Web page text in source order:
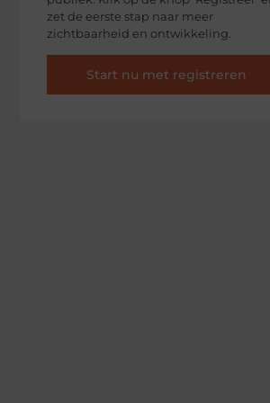
zet de eerste stap naar meer
zichtbaarheid en ontwikkeling.
Start nu met registreren